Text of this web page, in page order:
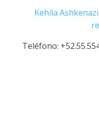
Kehila
Teléfono: